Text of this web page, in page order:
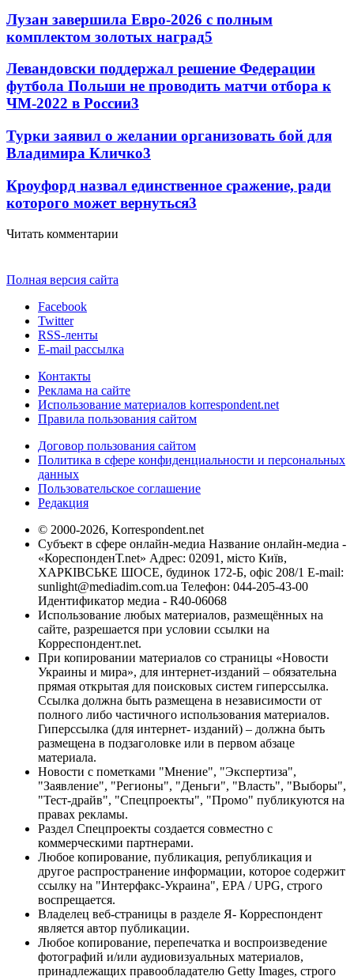
Лузан завершила Евро-2026 с полным
комплектом золотых наград5
Левандовски поддержал решение Федерации
футбола Польши не проводить матчи отбора к
ЧМ-2022 в России3
Турки заявил о желании организовать бой для
Владимира Кличко3
Кроуфорд назвал единственное сражение, ради
которого может вернуться3
Читать комментарии
Полная версия сайта
Facebook
Twitter
RSS-ленты
E-mail рассылка
Контакты
Реклама на сайте
Использование материалов korrespondent.net
Правила пользования сайтом
Договор пользования сайтом
Политика в сфере конфиденциальности и персональных
данных
Пользовательское соглашение
Редакция
© 2000-2026, Korrespondent.net
Субъект в сфере онлайн-медиа Название онлайн-медиа -
«КореспонденТ.net» Адрес: 02091, місто Київ,
ХАРКІВСЬКЕ ШОСЕ, будинок 172-Б, офіс 208/1 E-mail:
sunlight@mediadim.com.ua Телефон: 044-205-43-00
Идентификатор медиа - R40-06068
Использование любых материалов, размещённых на
сайте, разрешается при условии ссылки на
Корреспондент.net.
При копировании материалов со страницы «Новости
Украины и мира», для интернет-изданий – обязательна
прямая открытая для поисковых систем гиперссылка.
Ссылка должна быть размещена в независимости от
полного либо частичного использования материалов.
Гиперссылка (для интернет- изданий) – должна быть
размещена в подзаголовке или в первом абзаце
материала.
Новости с пометками "Мнение", "Экспертиза",
"Заявление", "Регионы", "Деньги", "Власть", "Выборы",
"Тест-драйв", "Спецпроекты", "Промо" публикуются на
правах рекламы.
Раздел Спецпроекты создается совместно с
коммерческими партнерами.
Любое копирование, публикация, републикация и
другое распространение информации, которое содержит
ссылку на "Интерфакс-Украина", EPA / UPG, строго
воспрещается.
Владелец веб-страницы в разделе Я- Корреспондент
является автор публикации.
Любое копирование, перепечатка и воспроизведение
фотографий и/или аудиовизуальных материалов,
принадлежащих правообладателю Getty Images, строго